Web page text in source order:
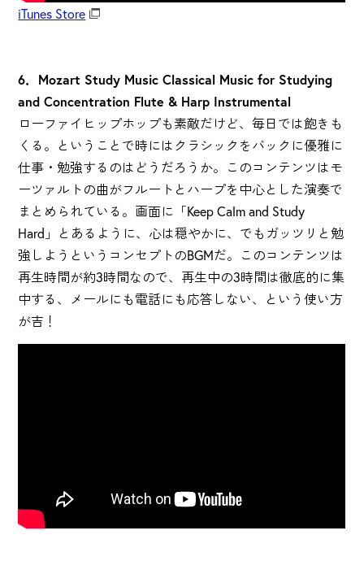
iTunes Store
6．Mozart Study Music Classical Music for Studying
and Concentration Flute & Harp Instrumental
ローファイヒップホップも素敵だけど、毎日では飽きも
くる。ということで時にはクラシックをバックに優雅に
仕事・勉強するのはどうだろうか。このコンテンツはモ
ーツァルトの曲がフルートとハープを中心とした演奏で
まとめられている。画面に「Keep Calm and Study
Hard」とあるように、心は穏やかに、でもガッツリと勉
強しようというコンセプトのBGMだ。このコンテンツは
再生時間が約3時間なので、再生中の3時間は徹底的に集
中する、メールにも電話にも応答しない、という使い方
が吉！